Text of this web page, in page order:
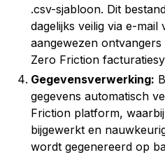
.csv-sjabloon. Dit
dagelijks veilig via e-
aangewezen
Zero Friction
Gegevensverwerking:
gegevens automatisch
Friction platform,
bijgewerkt en
wordt gegenereerd op